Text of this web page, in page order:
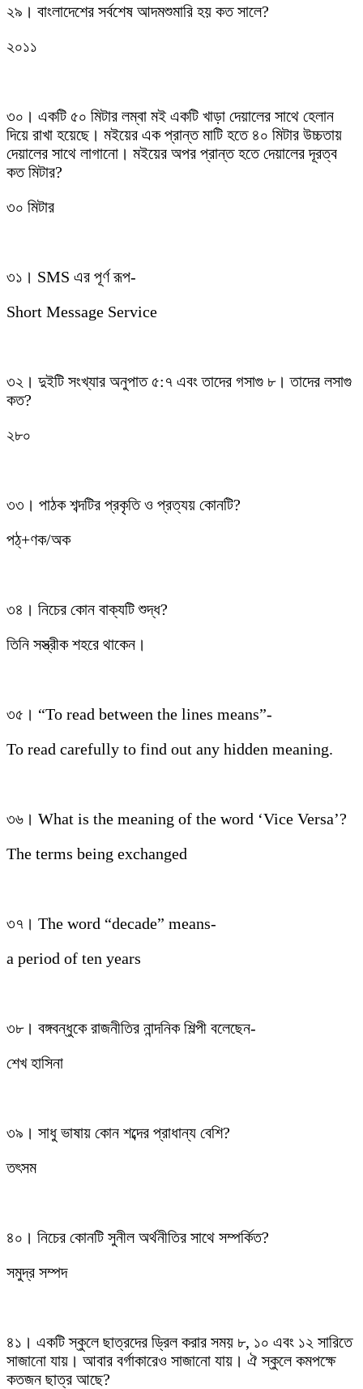
২৯। বাংলাদেশের সর্বশেষ আদমশুমারি হয় কত সালে?
২০১১
৩০। একটি ৫০ মিটার লম্বা মই একটি খাড়া দেয়ালের সাথে হেলান
দিয়ে রাখা হয়েছে। মইয়ের এক প্রান্ত মাটি হতে ৪০ মিটার উচ্চতায়
দেয়ালের সাথে লাগানো। মইয়ের অপর প্রান্ত হতে দেয়ালের দূরত্ব
কত মিটার?
৩০ মিটার
৩১। SMS এর পূর্ণ রূপ-
Short Message Service
৩২। দুইটি সংখ্যার অনুপাত ৫:৭ এবং তাদের গসাগু ৮। তাদের লসাগু
কত?
২৮০
৩৩। পাঠক শব্দটির প্রকৃতি ও প্রত্যয় কোনটি?
পঠ্‌+ণক/অক
৩৪। নিচের কোন বাক্যটি শুদ্ধ?
তিনি সস্ত্রীক শহরে থাকেন।
৩৫। “To read between the lines means”-
To read carefully to find out any hidden meaning.
৩৬। What is the meaning of the word ‘Vice Versa’?
The terms being exchanged
৩৭। The word “decade” means-
a period of ten years
৩৮। বঙ্গবন্ধুকে রাজনীতির নান্দনিক শিল্পী বলেছেন-
শেখ হাসিনা
৩৯। সাধু ভাষায় কোন শব্দের প্রাধান্য বেশি?
তৎসম
৪০। নিচের কোনটি সুনীল অর্থনীতির সাথে সম্পর্কিত?
সমুদ্র সম্পদ
৪১। একটি স্কুলে ছাত্রদের ড্রিল করার সময় ৮, ১০ এবং ১২ সারিতে
সাজানো যায়। আবার বর্গাকারেও সাজানো যায়। ঐ স্কুলে কমপক্ষে
কতজন ছাত্র আছে?